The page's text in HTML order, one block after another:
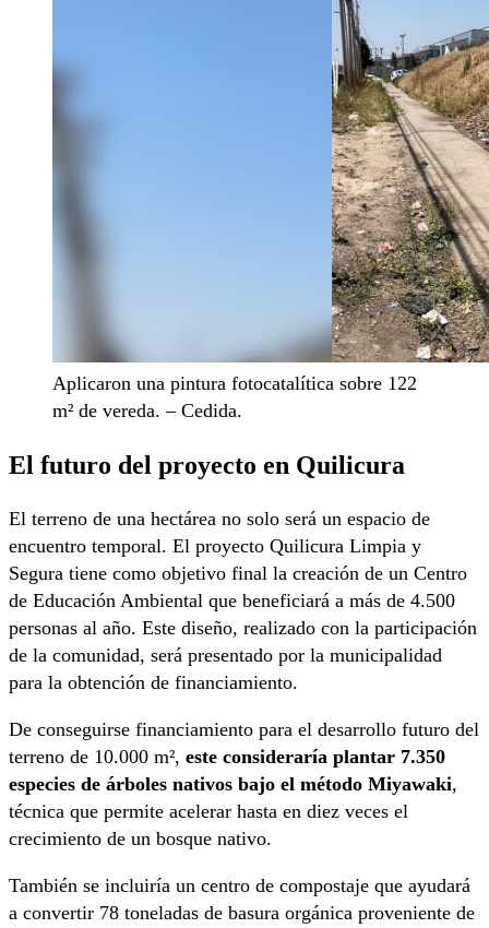
Aplicaron una pintura fotocatalítica sobre 122
m² de vereda. – Cedida.
El futuro del proyecto en Quilicura
El terreno de una hectárea no solo será un espacio de
encuentro temporal. El proyecto Quilicura Limpia y
Segura tiene como objetivo final la creación de un Centro
de Educación Ambiental que beneficiará a más de 4.500
personas al año. Este diseño, realizado con la participación
de la comunidad, será presentado por la municipalidad
para la obtención de financiamiento.
De conseguirse financiamiento para el desarrollo futuro del
terreno de 10.000 m², este consideraría plantar 7.350
especies de árboles nativos bajo el método Miyawaki,
técnica que permite acelerar hasta en diez veces el
crecimiento de un bosque nativo.
También se incluiría un centro de compostaje que ayudará
a convertir 78 toneladas de basura orgánica proveniente de